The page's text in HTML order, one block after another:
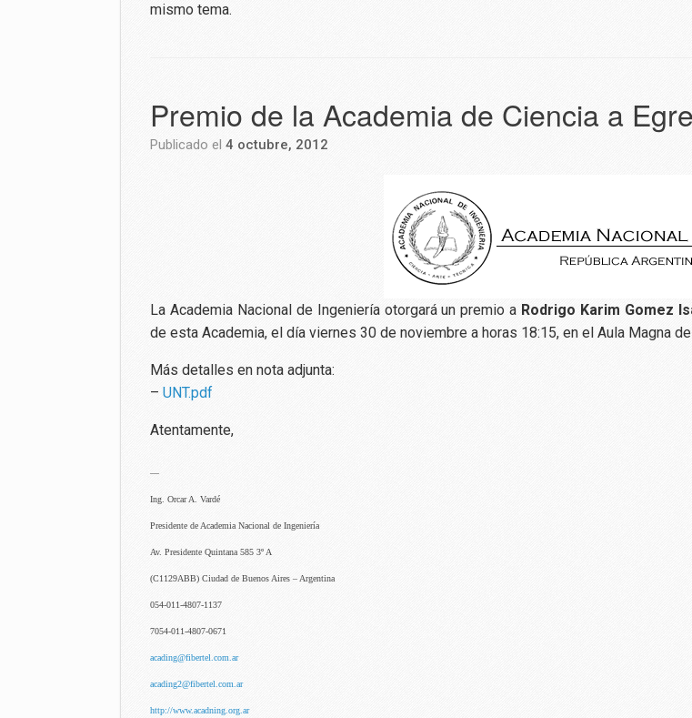
mismo tema.
Premio de la Academia de Ciencia a
Publicado el 4 octubre, 2012
La Academia Nacional de Ingeniería otorgará un premio a Rodrigo Karim Gomez
de esta Academia, el día viernes 30 de noviembre a horas 18:15, en el Aula Magna
Más detalles en nota adjunta:
– UNT.pdf
Atentamente,
—
Ing. Orcar A. Vardé
Presidente de Academia Nacional de Ingeniería
Av. Presidente Quintana 585 3º A
(C1129ABB) Ciudad de Buenos Aires – Argentina
054-011-4807-1137
7054-011-4807-0671
acading@fibertel.com.ar
acading2@fibertel.com.ar
http://www.acadning.org.ar